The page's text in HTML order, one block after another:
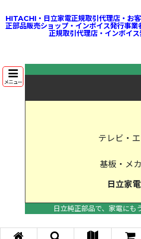
HITACHI・日立家電正規取引代理店・お
正部品販売ショップ・インボイス発行事
正規取引代理店・インボイ
メニュー
テレビ・
基板・メ
日立家
日立純正部品で、家電にも